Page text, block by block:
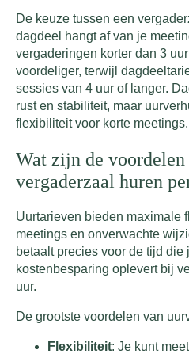
De keuze tussen een
dagdeel hangt af van je
vergaderingen korter dan 3
voordeliger, terwijl
sessies van 4 uur of langer.
rust en stabiliteit, maar
flexibiliteit voor korte meetings.
Wat zijn de voordelen
vergaderzaal huren
Uurtarieven bieden maximale
meetings en onverwachte
betaalt precies voor de tijd die
kostenbesparing oplevert bij
uur.
De grootste voordelen van
Flexibiliteit: Je kunt